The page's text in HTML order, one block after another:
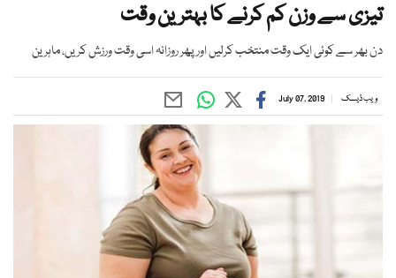
تیزی سے وزن کم کرنے کا بہترین وقت
دن بھر سے کوئی ایک وقت منتخب کرلیں اور پھر روزانہ اسی وقت ورزش کریں، ماہرین
ویب ڈیسک July 07, 2019